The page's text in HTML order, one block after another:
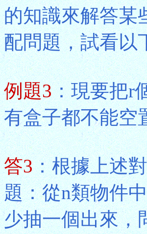
的知識來解答某
配問題，試看以
例題3：現要把r
有盒子都不能空
答3：根據上述
題：從n類物件
少抽一個出來，